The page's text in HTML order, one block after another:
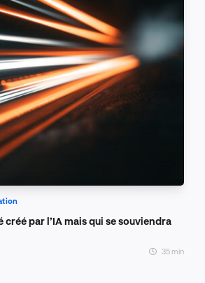
créé par l’IA mais qui se souviendra
35 min